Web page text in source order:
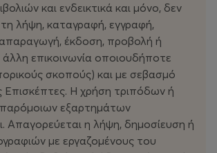
και ενδεικτικά και μόνο, δεν
τη λήψη, καταγραφή, εγγραφή,
έκδοση, προβολή ή
επικοινωνία οποιουδήποτε
σκοπούς) και με σεβασμό
Επισκέπτες. Η χρήση τριπόδων ή
εξαρτημάτων
Απαγορεύεται η λήψη, δημοσίευση ή
με εργαζομένους του